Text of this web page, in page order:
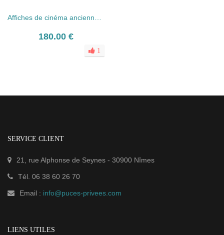
180.00 €
1
SERVICE CLIENT
21, rue Alphonse de Seynes - 30900 Nîmes
Tél. 06 38 60 26 70
Email : info@puces-privees.com
LIENS UTILES